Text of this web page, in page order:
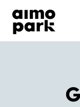
Hitta
Samarbete